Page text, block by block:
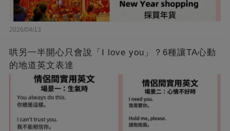
2026/04/13
哄另一半開心只會說「I love you」？6種讓TA心動
的地道英文表達